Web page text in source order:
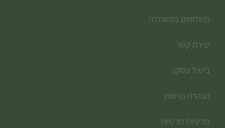
משלוחים במשתלה
יצירת קשר
ביטול עסקה
הצהרת נגישות
מדיניות פרטיות